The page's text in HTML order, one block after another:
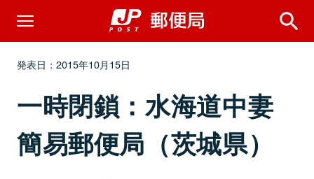
発表日：2015年10月15日
一時閉鎖：水海道中妻
簡易郵便局（茨城県）